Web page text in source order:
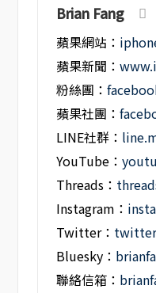
Brian Fang
蘋果網站：
蘋果新聞：
粉絲團：
蘋果社團：
LINE社群：
YouTube：
Threads：
Instagram：
Twitter：
Bluesky：
聯絡信箱：